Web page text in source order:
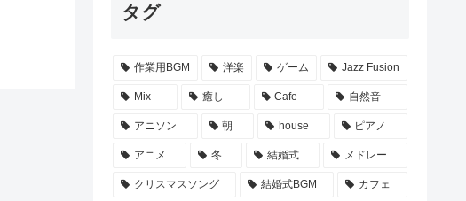
タグ
作業用BGM 洋楽 ゲーム Jazz Fusion
Mix 癒し Cafe 自然音
アニソン 朝 house ピアノ
アニメ 冬 結婚式 メドレー
クリスマスソング 結婚式BGM カフェ